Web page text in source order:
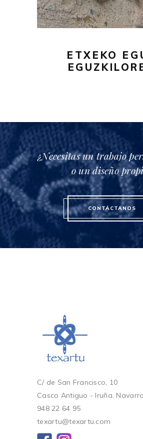
ETXEKO
¿Necesitas un trabajo
o un diseño
CONTÁCTANOS
C/ de San Francisco, 10
Casco Antiguo - Iruña. Navarra
948 22 64 95
texartu@texartu.com